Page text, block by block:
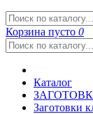
Корзина пусто 0
Каталог
Заготовки